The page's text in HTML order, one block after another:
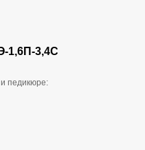
3,4С
педикюре: